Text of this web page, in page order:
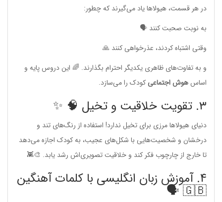
در هر قسمت، هیولاها یاد می‌گیرند که چطور:
به نوبت صحبت کنند 🗣️
وقتی اشتباه کردند، عذرخواهی کنند 🙏
و به تفاوت‌های ظاهری یکدیگر احترام بگذارند. 🌈 این دروس پایه و
اساسهوش اجتماعیکودک را می‌سازد.
دنیای هیولاها مرزی برای تخیل ندارد! استفاده از رنگ‌های تند و
درخشان و شخصیت‌هایی با شکل‌های عجیب، به کودک اجازه می‌دهد
تا خارج از چارچوب فکر کند و خلاقیت تصویری‌اش رشد یابد. 🎨👾
۴. آموزش زبان انگلیسی با کلمات آهنگین
🇬🇧 🗣️